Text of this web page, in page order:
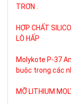
TRƠN .
HỢP CHẤT
LÒ HẤP
Molykote P-37
buộc trong các
MỠ LITHIUM